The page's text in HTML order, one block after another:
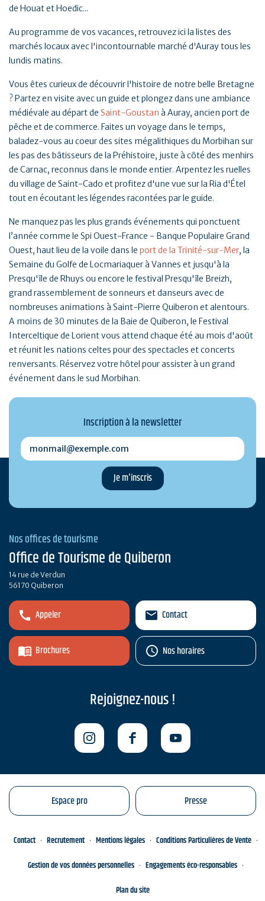
de Houat et Hoedic...
Au programme de vos vacances, retrouvez ici la listes des
marchés locaux avec l'incontournable marché d'Auray tous les
lundis matins.
Vous êtes curieux de découvrir l'histoire de notre belle Bretagne
? Partez en visite avec un guide et plongez dans une ambiance
médiévale au départ de Saint-Goustan à Auray, ancien port de
pêche et de commerce. Faites un voyage dans le temps,
baladez-vous au coeur des sites mégalithiques du Morbihan sur
les pas des bâtisseurs de la Préhistoire, juste à côté des menhirs
de Carnac, reconnus dans le monde entier. Arpentez les ruelles
du village de Saint-Cado et profitez d'une vue sur la Ria d'Étel
tout en écoutant les légendes racontées par le guide.
Ne manquez pas les plus grands événements qui ponctuent
l’année comme le Spi Ouest-France - Banque Populaire Grand
Ouest, haut lieu de la voile dans le port de la Trinité-sur-Mer, la
Semaine du Golfe de Locmariaquer à Vannes et jusqu'à la
Presqu'île de Rhuys ou encore le festival Presqu'île Breizh,
grand rassemblement de sonneurs et danseurs avec de
nombreuses animations à Saint-Pierre Quiberon et alentours.
A moins de 30 minutes de la Baie de Quiberon, le Festival
Interceltique de Lorient vous attend chaque été au mois d'août
et réunit les nations celtes pour des spectacles et concerts
renversants. Réservez votre hôtel pour assister à un grand
événement dans le sud Morbihan.
Inscription à la newsletter
monmail@exemple.com
Nos offices de tourisme
Office de Tourisme de Quiberon
14 rue de Verdun
56170 Quiberon
Appeler
Brochures
Contact
Nos horaires
Rejoignez-nous !
Espace pro Presse
Contact Recrutement Mentions légales
Conditions Particulières de Vente
Gestion de vos données personnelles
Engagements éco-responsables
Plan du site